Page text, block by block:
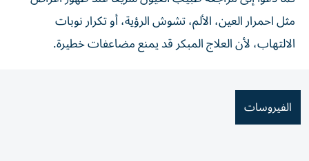
مثل احمرار العين، الألم، تشوش الرؤية، أو تكرار نوبات
الالتهاب، لأن العلاج المبكر قد يمنع مضاعفات خطيرة.
الفيروسات